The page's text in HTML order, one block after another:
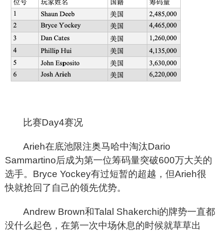
比赛Day4赛况
Arieh在底池限注奥马哈中淘汰Dario
Sammartino后成为第一位筹码量突破600万大关的
选手。Bryce Yockey有过短暂的超越，但Arieh很
快就抢回了自己的领先优势。
Andrew Brown和Talal Shakerchi的牌势一直都
没什么起色，在第一次中场休息的时候就草草出